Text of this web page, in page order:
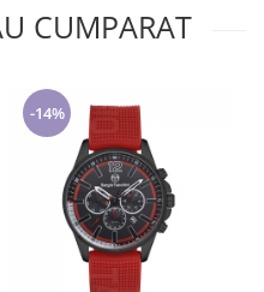
CUMPARAT
-14%